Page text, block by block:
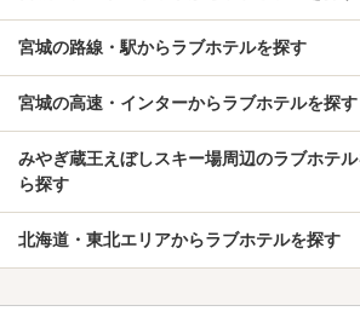
宮城の路線・駅からラブホテルを探す
宮城の高速・インターからラブホテルを探す
みやぎ蔵王えぼしスキー場周辺のラブホテ
ら探す
北海道・東北エリアからラブホテルを探す